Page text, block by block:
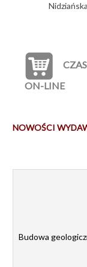
ON-LINE
NOWOŚCI
Budowa